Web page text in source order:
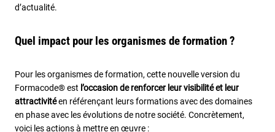
d’actualité.
Quel impact pour les organismes de formation ?
Pour les organismes de formation, cette nouvelle version du
Formacode® est l’occasion de renforcer leur visibilité et leur
attractivitéen référençant leurs formations avec des domaines
en phase avec les évolutions de notre société. Concrètement,
voici les actions à mettre en œuvre :